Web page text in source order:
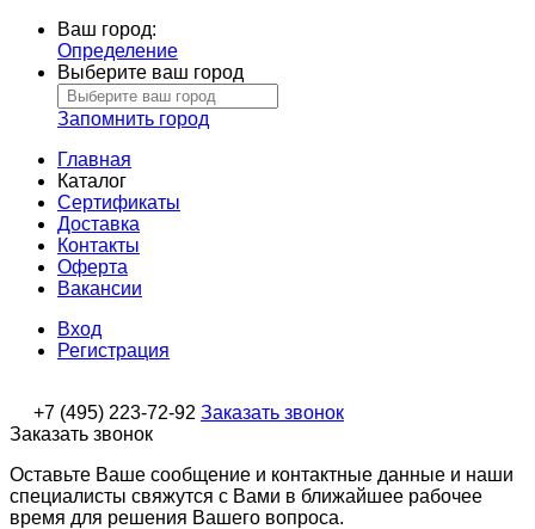
Ваш город:
Определение
Выберите ваш город
Запомнить город
Главная
Каталог
Сертификаты
Доставка
Контакты
Оферта
Вакансии
Вход
Регистрация
+7 (495) 223-72-92 Заказать звонок
Заказать звонок
Оставьте Ваше сообщение и контактные данные и наши
специалисты свяжутся с Вами в ближайшее рабочее
время для решения Вашего вопроса.